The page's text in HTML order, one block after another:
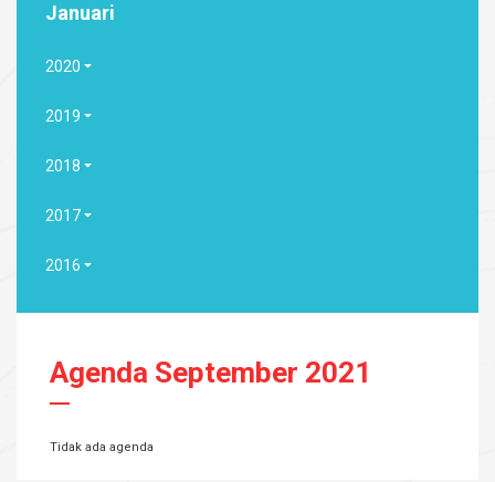
Januari
2020
2019
2018
2017
2016
Agenda September 2021
Tidak ada agenda